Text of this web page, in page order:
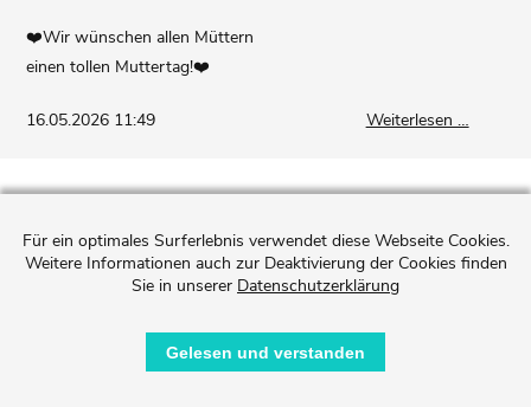
❤️Wir wünschen allen Müttern
einen tollen Muttertag!❤️
16.05.2026 11:49 Weiterlesen …
Für ein optimales Surferlebnis verwendet diese Webseite Cookies.
Weitere Informationen auch zur Deaktivierung der Cookies finden
Sie in unserer Datenschutzerklärung
Gelesen und verstanden